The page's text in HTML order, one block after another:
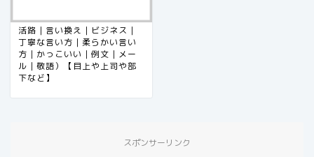
活路｜言い換え｜ビジネス｜
丁寧な言い方｜柔らかい言い
方｜かっこいい｜例文｜メー
ル｜敬語）【目上や上司や部
下など】
スポンサーリンク